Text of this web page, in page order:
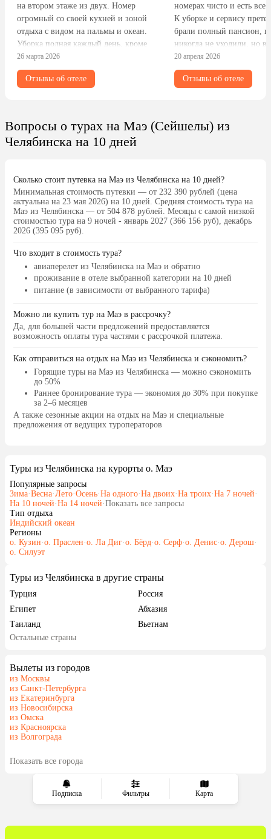
Подписка Фильтры Карта
на втором этаже из двух. Номер
огромный со своей кухней и зоной
отдыха с видом на пальмы и океан.
Уборка полная каждый день, кроме
выходных! В общем, учитывая
стоимость и уровень обслуживания,
всё замечательно!
26 марта 2026
Отзывы об отеле
номерах чисто и есть все
К уборке и сервису
брали полный пансион,
никогда не уходили, но в
вечера вкусно было все,
просто приемлемо. Чего
хватало, так это свежих
локация: аптеки,
небольшой променад —
к. береговая линия около
Персонал отзывчивый,
сделать пребывание
комфортным. Территории
удовольствием вернемся
20 апреля 2026
Отзывы об отеле
Вопросы о турах на Маэ (Сейшелы) из
Челябинска на 10 дней
Сколько стоит путевка на Маэ из Челябинска на 10 дней?
Минимальная стоимость путевки — от 232 390 рублей (цена
актуальна на 23 мая 2026) на 10 дней. Средняя стоимость тура на
Маэ из Челябинска — от 504 878 рублей. Месяцы с самой низкой
стоимостью тура на 9 ночей - январь 2027 (366 156 руб), декабрь
2026 (395 095 руб).
Что входит в стоимость тура?
авиаперелет из Челябинска на Маэ и обратно
проживание в отеле выбранной категории на 10 дней
питание (в зависимости от выбранного тарифа)
Можно ли купить тур на Маэ в рассрочку?
Да, для большей части предложений предоставляется
возможность оплаты тура частями с рассрочкой платежа.
Как отправиться на отдых на Маэ из Челябинска и сэкономить?
Горящие туры на Маэиз Челябинска — можно сэкономить
до 50%
Раннее бронирование тура— экономия до 30% при покупке
за 2–6 месяцев
А также сезонные акции на отдых на Маэ и специальные
предложения от ведущих туроператоров
Туры из Челябинска на курорты о. Маэ
Популярные запросы
Зима·Весна·Лето·Осень·На одного·На двоих·На троих·На 7 ночей·
На 10 ночей·На 14 ночей·Показать все запросы
Тип отдыха
Индийский океан
Регионы
о. Кузин·о. Праслен·о. Ла Диг·о. Бёрд·о. Серф·о. Денис·о. Дерош·
о. Силуэт
Туры из Челябинска в другие страны
Турция
Россия
Египет
Абхазия
Таиланд
Вьетнам
ОАЭ
Саудовская Аравия
Остальные страны
Вылеты из городов
из Москвы
из Санкт-Петербурга
из Екатеринбурга
из Новосибирска
из Омска
из Красноярска
из Волгограда
Показать все города